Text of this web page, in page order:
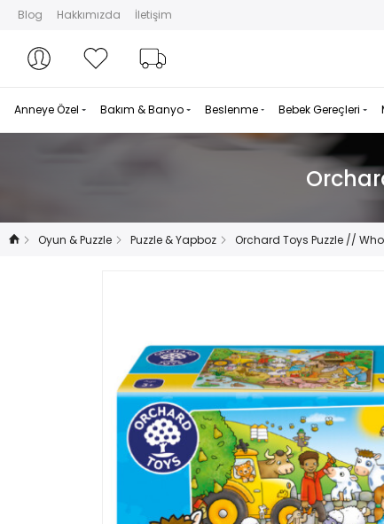
Blog Hakkımızda İletişim
Hesabım
Hesabım Favorilerim
Anneye Özel Bakım & Banyo Beslenme Bebek Gereçleri
Oyun & Puzzle Puzzle & Yapboz Orchard Toys Puzzle //